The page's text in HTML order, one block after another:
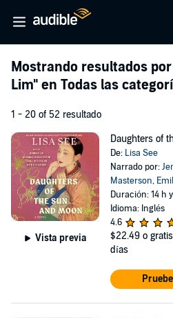
Mostrando resultados
Lim" en Todas las
1 - 20 of 52 resultado
Vista previa
Daughters of
De: Lisa See
Narrado por:
Masterson,
Duración: 14 h
Idioma: Inglés
4.6
$22.49 o
días